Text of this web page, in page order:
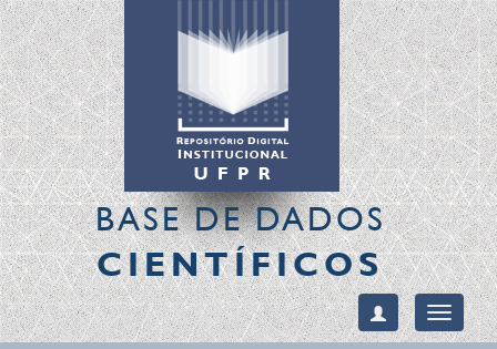
BASE DE DADOS
CIENTÍFICOS
Toggle